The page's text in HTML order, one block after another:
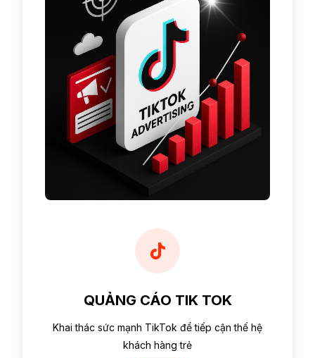
QUẢNG CÁO TIK TOK
Khai thác sức mạnh TikTok để tiếp cận thế hệ
khách hàng trẻ